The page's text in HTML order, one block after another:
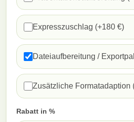
Expresszuschlag (+180 €)
Dateiaufbereitung /
Zusätzliche Formatadaption
Rabatt in %